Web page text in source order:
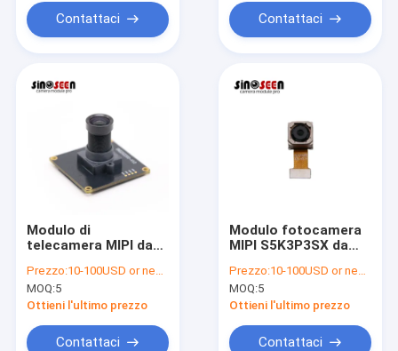
Contattaci Contattaci
Modulo di
telecamera MIPI da
visione artificiale
industriale
Prezzo:10-100USD or negotiable
MOQ:5
Ottieni l'ultimo prezzo
Contattaci
Modulo fotocamera
MIPI S5K3P3SX da
Home e Droni
Prezzo:10-100USD or negotiable
MOQ:5
Ottieni l'ultimo prezzo
Contattaci